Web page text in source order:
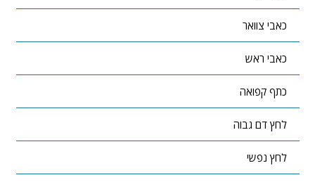
כאבי צוואר
כאבי ראש
כתף קפואה
לחץ דם גבוה
לחץ נפשי